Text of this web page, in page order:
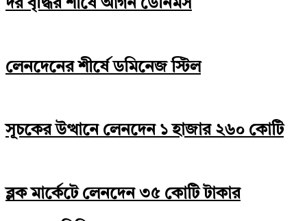
দর বৃদ্ধির শীর্ষে আর্গন ডেনিমস
লেনদেনের শীর্ষে ডমিনেজ স্টিল
সূচকের উত্থানে লেনদেন ১ হাজার ২৬০ কোটি
ব্লক মার্কেটে লেনদেন ৩৫ কোটি টাকার